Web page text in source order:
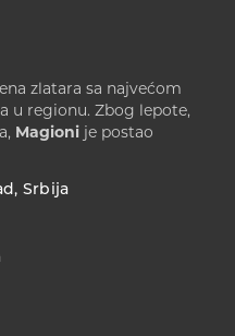
zlatara sa najvećom
u regionu. Zbog lepote,
Magioni je postao
Srbija